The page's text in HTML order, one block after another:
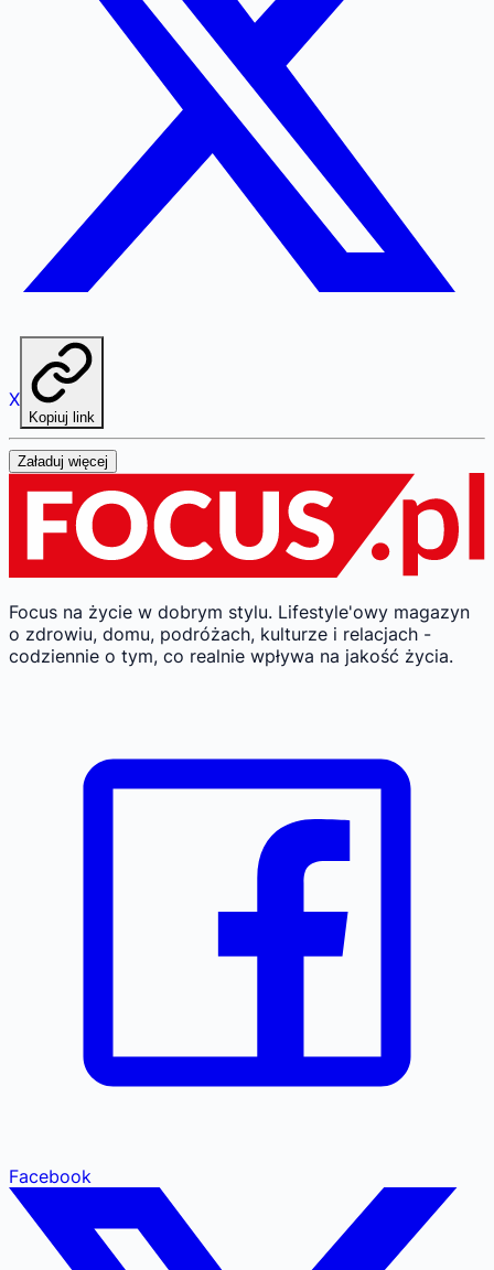
X
Kopiuj link
Załaduj więcej
Focus na życie w dobrym stylu. Lifestyle'owy magazyn
o zdrowiu, domu, podróżach, kulturze i relacjach -
codziennie o tym, co realnie wpływa na jakość życia.
Facebook